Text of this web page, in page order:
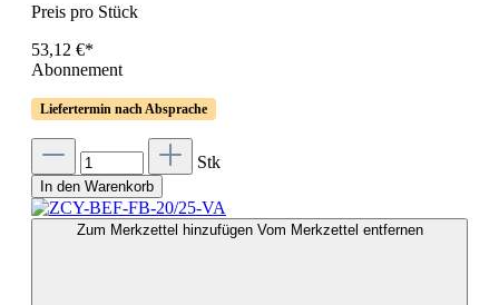
Preis pro Stück
53,12 €*
Abonnement
Liefertermin nach Absprache
Stk
In den Warenkorb
Zum Merkzettel hinzufügen Vom Merkzettel entfernen